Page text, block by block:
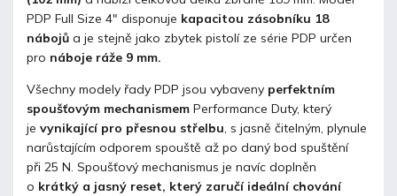
PDP Full Size 4" disponuje kapacitou zásobníku 18
nábojů a je stejně jako zbytek pistolí ze série PDP určen
pro náboje ráže 9 mm.
Všechny modely řady PDP jsou vybaveny perfektním
spoušťovým mechanismem Performance Duty, který
je vynikající pro přesnou střelbu, s jasně čitelným, plynule
narůstajícím odporem spouště až po daný bod spuštění
při 25 N. Spoušťový mechanismus je navíc doplněn
o krátký a jasný reset, který zaručí ideální chování